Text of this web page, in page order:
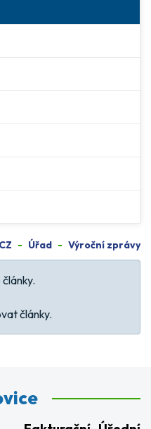
CZ Úřad Výroční zprávy
články.